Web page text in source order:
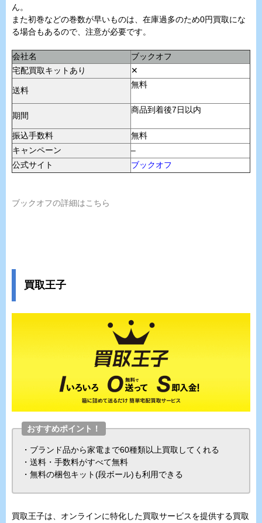
ん。
また初巻などの巻数が早いものは、在庫過多のため0円買取にな
る場合もあるので、注意が必要です。
会社名
ブックオフ
宅配買取キットあり
✕
送料
無料
期間
商品到着後7日以内
振込手数料
無料
キャンペーン
–
公式サイト
ブックオフ
ブックオフの詳細はこちら
買取王子
おすすめポイント！
・ブランド品から家電まで60種類以上買取してくれる
・送料・手数料がすべて無料
・無料の梱包キット(段ボール)も利用できる
買取王子は、オンラインに特化した買取サービスを提供する買取